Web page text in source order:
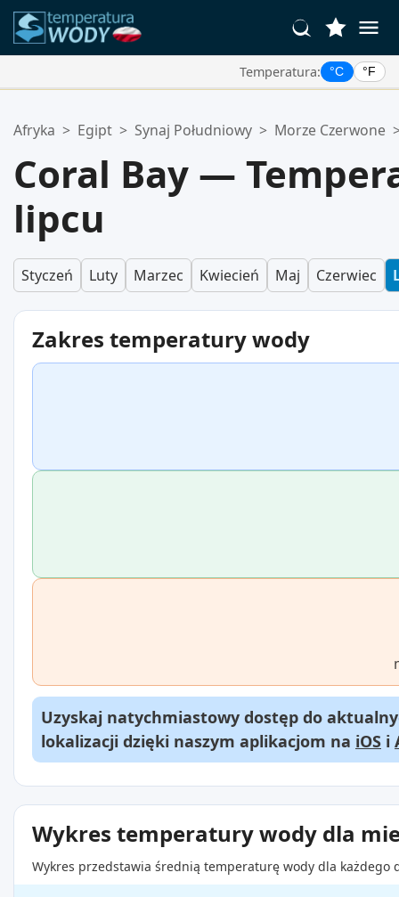
Temperatura: °C °F
Twoja lista ulubionych jest pusta.
Afryka > Egipt > Synaj Południowy > Morze Czerwone
Coral Bay —
lipcu
Styczeń Luty Marzec Kwiecień Maj Czerwiec
Zakres temperatury wody
Uzyskaj natychmiastowy dostęp do
lokalizacji dzięki naszym aplikacjom na iOS i
Wykres temperatury wody dla
Wykres przedstawia średnią temperaturę wody dla